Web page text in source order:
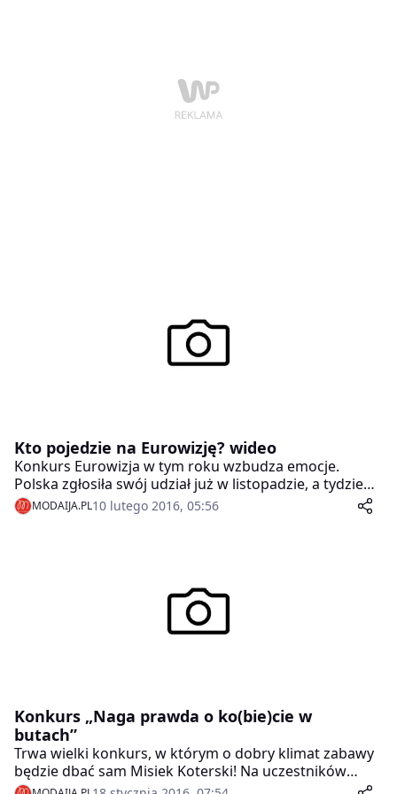
Kto pojedzie na Eurowizję? wideo
Konkurs Eurowizja w tym roku wzbudza emocje.
Polska zgłosiła swój udział już w listopadzie, a tydzień
temu nowe władze TVP ogłosiły, że tylko przez tydzień
przyjmują zgłoszenia na polskie preselekcje.
MODAIJA.PL10 lutego 2016, 05:56
Konkurs „Naga prawda o ko(bie)cie w
butach”
Trwa wielki konkurs, w którym o dobry klimat zabawy
będzie dbać sam Misiek Koterski! Na uczestników
czeka ponad 90 nagród o wartości 23.000 zł! W